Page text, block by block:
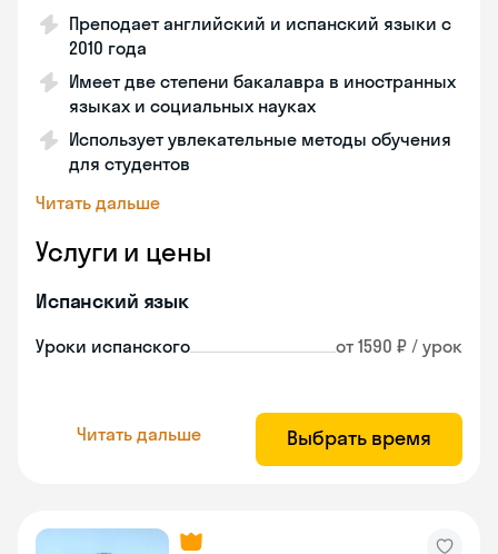
Преподает английский и испанский языки с
2010 года
Имеет две степени бакалавра в иностранных
языках и социальных науках
Использует увлекательные методы обучения
для студентов
Читать дальше
Услуги и цены
Испанский язык
Уроки испанского от 1590 ₽ / урок
Читать дальше Выбрать время